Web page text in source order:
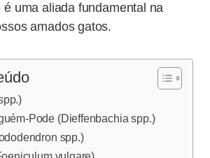
uma aliada fundamental na
amados gatos.
Pode (Dieffenbachia spp.)
spp.)